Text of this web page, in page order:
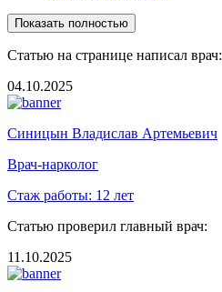
Показать полностью
Статью на странице написал врач:
04.10.2025
Синицын Владислав Артемьевич
Врач-нарколог
Стаж работы: 12 лет
Статью проверил главный врач:
11.10.2025